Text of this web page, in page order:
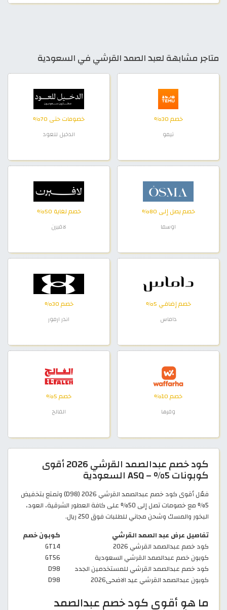
متاجر مشابهة لعبد الصمد القرشي في السعودية
خصم 30%
تيمو
خصومات حتى 70%
الدخيل للعود
خصم يصل إلى 80%
اوسما
خصم لغاية 50%
لافيرن
خصم إضافي 5%
داماس
خصم 30%
اندر ارمور
خصم 10%
وفرها
خصم 5%
الفالح
كود خصم عبدالصمد القرشي 2026 أقوى
كوبونات 5% – ASQ السعودية
فعّل أقوى كود خصم عبدالصمد القرشي 2026 (D98) وتمتع بتخفيض
5% مع خصومات تصل إلى 50% على كافة العطور الشرقية، العود،
البخور والمسك وشحن مجاني للطلبات فوق 250 ريال.
تفاصيل عرض عبد الصمد القرشي
كوبون خصم
كود خصم عبدالصمد القرشي 2026
GT14
كوبون خصم عبدالصمد القرشي السعودية
GT56
كود خصم عبدالصمد القرشي للمستخدمين الجدد
D98
كوبون عبدالصمد القرشي عيد الاضحى2026
D98
ما هو أقوى كود خصم عبدالصمد